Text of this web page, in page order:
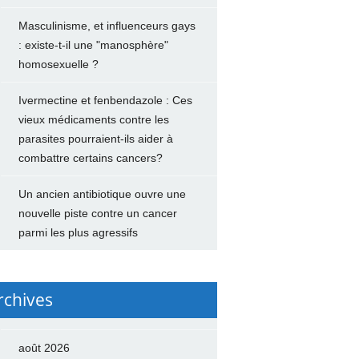
Masculinisme, et influenceurs gays
: existe-t-il une "manosphère"
homosexuelle ?
Ivermectine et fenbendazole : Ces
vieux médicaments contre les
parasites pourraient-ils aider à
combattre certains cancers?
Un ancien antibiotique ouvre une
nouvelle piste contre un cancer
parmi les plus agressifs
août 2026